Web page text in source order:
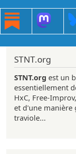
STNT.org
STNT.org est un
essentiellement
HxC, Free-
et d'une manière
traviole...